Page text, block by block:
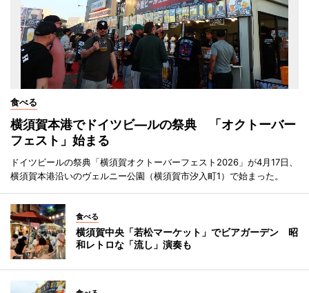
食べる
横須賀本港でドイツビ―ルの祭典 「オクトーバー
フェスト」始まる
ドイツビールの祭典「横須賀オクトーバーフェスト2026」が4月17日、
横須賀本港沿いのヴェルニー公園（横須賀市汐入町1）で始まった。
食べる
横須賀中央「若松マーケット」でビアガーデン 昭
和レトロな「流し」演奏も